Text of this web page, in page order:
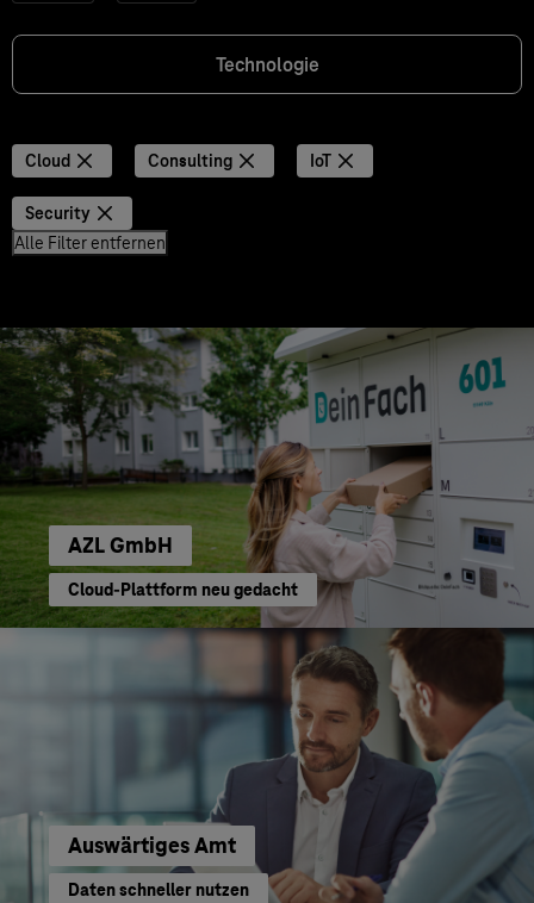
Technologie
Cloud Consulting IoT
Security
Alle Filter entfernen
AZL GmbH
Cloud-Plattform neu gedacht
Auswärtiges Amt
Daten schneller nutzen